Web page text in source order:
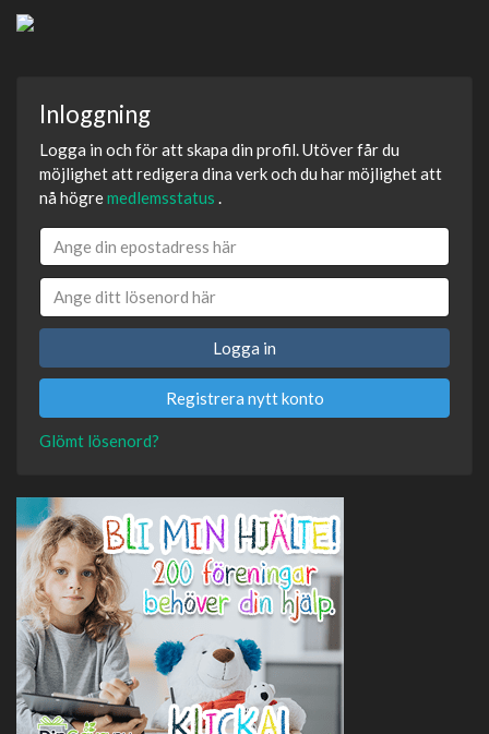
Inloggning
Logga in och för att skapa din profil. Utöver får du
möjlighet att redigera dina verk och du har möjlighet att
nå högremedlemsstatus .
Logga in
Registrera nytt konto
Glömt lösenord?